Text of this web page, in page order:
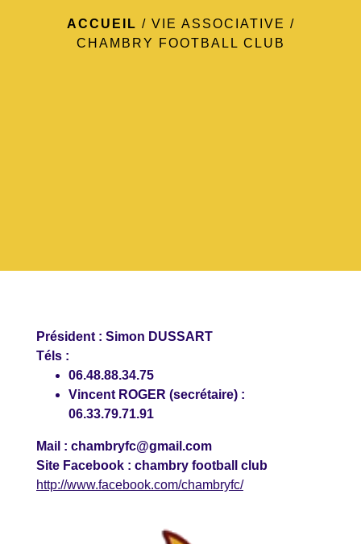
ACCUEIL / VIE ASSOCIATIVE /
CHAMBRY FOOTBALL CLUB
Président : Simon DUSSART
Téls :
06.48.88.34.75
Vincent ROGER (secrétaire) :
06.33.79.71.91
Mail : chambryfc@gmail.com
Site Facebook : chambry football club
http://www.facebook.com/chambryfc/